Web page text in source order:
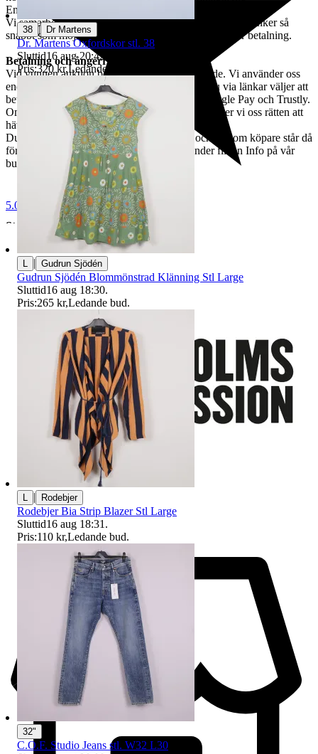
Endast köpare inom EU / Only buyers within EU.
Vi samarbetar med Schenker. Varorna skickas med Schenker så
snabbt som möjligt och alltid inom 5 arbetsdagar efter betalning.
Betalning och ångerrätt
Vid vunnen auktion bör betalning ske omgående. Vi använder oss
endast av Traderabetalning, vilket innebär att du via länkar väljer att
betala med Swish, kort, Klarna, Apple Pay, Google Pay och Trustly.
Om betalning inte skett inom fem dagar förbehåller vi oss rätten att
häva köpet.
Du har rätt att ångra köpet inom 14 dagar, och du som köpare står då
för returfrakten. Mer om returer hittar du under fliken Info på vår
butikssida på Tradera.
Stadsmissionens second hand
5.0
38 | Dr Martens
Dr. Martens Oxfordskor stl. 38
Sluttid16 aug 20:42
Pris:320 kr,Ledande bud
L | Gudrun Sjödén
Gudrun Sjödén Blommönstrad Klänning Stl Large
Sluttid16 aug 18:30.
Pris:265 kr,Ledande bud.
L | Rodebjer
Rodebjer Bia Strip Blazer Stl Large
Sluttid16 aug 18:31 .
Pris:110 kr,Ledande bud.
32"
C.O.F. Studio Jeans stl. W32 L30